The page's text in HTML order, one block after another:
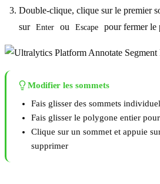
Double-clique, clique sur le premier
sur Enter ou Escape pour fermer le
Modifier les sommets
Fais glisser des sommets
Fais glisser le polygone entier
Clique sur un sommet et appuie
supprimer